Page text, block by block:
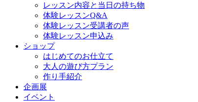
レッスン内容と当日の持ち物
体験レッスンQ&A
体験レッスン受講者の声
体験レッスン申込み
ショップ
はじめてのお仕立て
大人の遊び方プラン
作り手紹介
企画展
イベント